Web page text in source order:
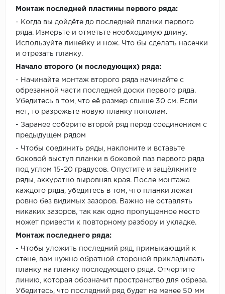
Монтаж последней пластины первого ряда:
- Когда вы дойдёте до последней планки первого
ряда. Измерьте и отметьте необходимую длину.
Используйте линейку и нож. Что бы сделать насечки
и отрезать планку.
Начало второго (и последующих) ряда:
- Начинайте монтаж второго ряда начинайте с
обрезанной части последней доски первого ряда.
Убедитесь в том, что её размер свыше 30 см. Если
нет, то разрежьте новую планку пополам.
- Заранее соберите второй ряд перед соединением с
предыдущем рядом
- Чтобы соединить ряды, наклоните и вставьте
боковой выступ планки в боковой паз первого ряда
под углом 15-20 градусов. Опустите и защёлкните
ряды, аккуратно выровняв края. После монтажа
каждого ряда, убедитесь в том, что планки лежат
ровно без видимых зазоров. Важно не оставлять
никаких зазоров, так как одно пропущенное место
может привести к повторному разбору и укладке.
Монтаж последнего ряда:
- Чтобы уложить последний ряд, примыкающий к
стене, вам нужно обратной стороной прикладывать
планку на планку последующего ряда. Отчертите
линию, которая обозначит пространство для обреза.
Убедитесь, что последний ряд будет не менее 50 мм